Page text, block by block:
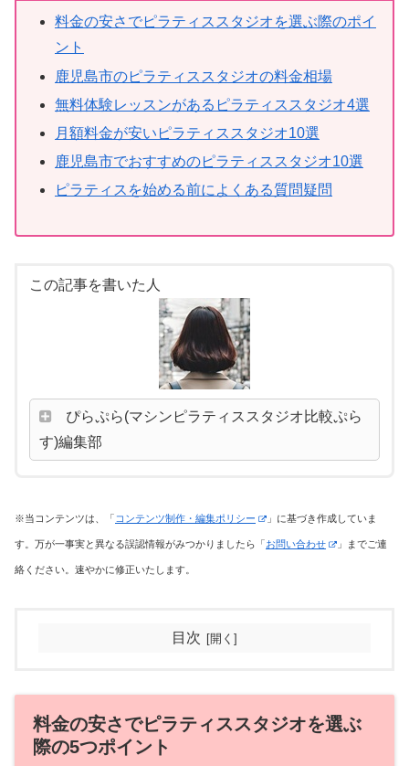
料金の安さでピラティススタジオを選ぶ際のポイ
ント
鹿児島市のピラティススタジオの料金相場
無料体験レッスンがあるピラティススタジオ4選
月額料金が安いピラティススタジオ10選
鹿児島市でおすすめのピラティススタジオ10選
ピラティスを始める前によくある質問疑問
この記事を書いた人
ぴらぷら(マシンピラティススタジオ比較ぷら
す)編集部
※当コンテンツは、「 コンテンツ制作・編集ポリシー 」に基づき作成していま
す。万が一事実と異なる誤認情報がみつかりましたら「お問い合わせ 」までご連
絡ください。速やかに修正いたします。
目次
料金の安さでピラティススタジオを選ぶ
際の5つポイント